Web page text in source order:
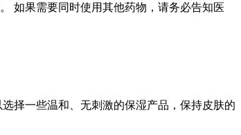
如果需要同时使用其他药物，请务必告知医
择一些温和、无刺激的保湿产品，保持皮肤的